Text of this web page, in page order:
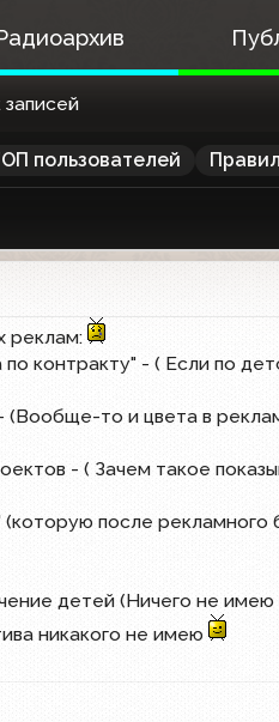
пользователей
реклам:
контракту" - ( Если по
(Вообще-то и цвета в
- ( Зачем такое
после
детей (Ничего не имею
никакого не имею